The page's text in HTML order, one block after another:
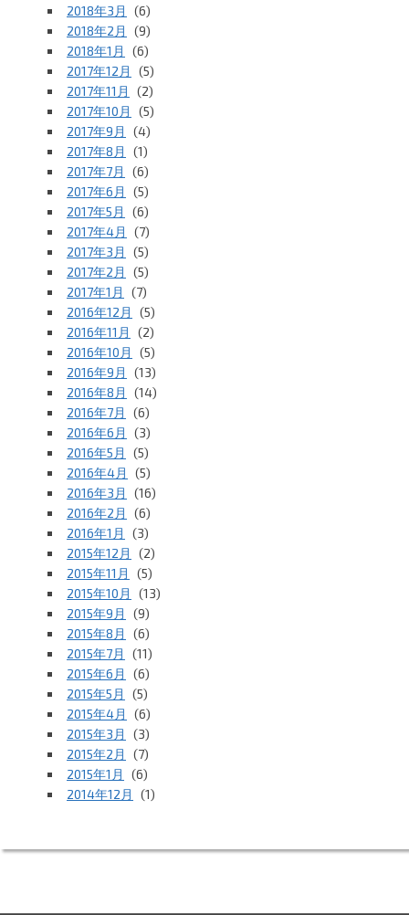
2018年3月
(6)
2018年2月
(9)
2018年1月
(6)
2017年12月
(5)
2017年11月
(2)
2017年10月
(5)
2017年9月
(4)
2017年8月
(1)
2017年7月
(6)
2017年6月
(5)
2017年5月
(6)
2017年4月
(7)
2017年3月
(5)
2017年2月
(5)
2017年1月
(7)
2016年12月
(5)
2016年11月
(2)
2016年10月
(5)
2016年9月
(13)
2016年8月
(14)
2016年7月
(6)
2016年6月
(3)
2016年5月
(5)
2016年4月
(5)
2016年3月
(16)
2016年2月
(6)
2016年1月
(3)
2015年12月
(2)
2015年11月
(5)
2015年10月
(13)
2015年9月
(9)
2015年8月
(6)
2015年7月
(11)
2015年6月
(6)
2015年5月
(5)
2015年4月
(6)
2015年3月
(3)
2015年2月
(7)
2015年1月
(6)
2014年12月
(1)